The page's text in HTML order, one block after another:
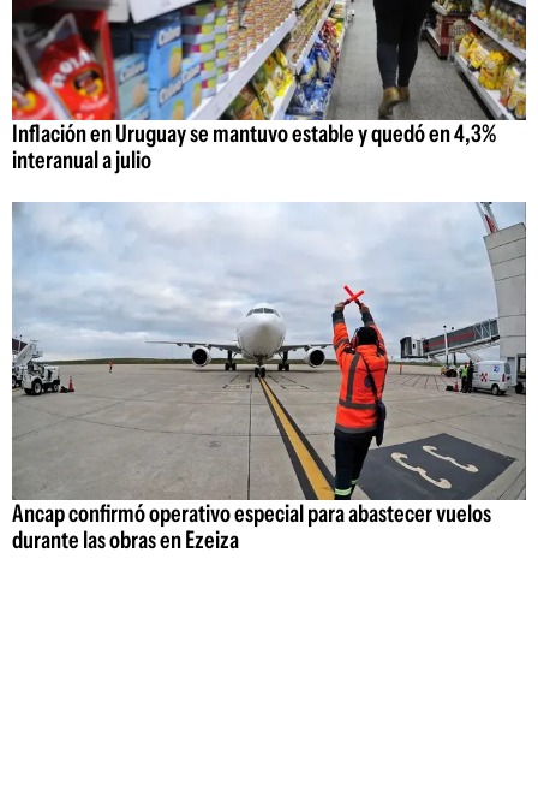
Inflación en Uruguay se mantuvo estable y quedó en 4,3%
interanual a julio
Ancap confirmó operativo especial para abastecer vuelos
durante las obras en Ezeiza